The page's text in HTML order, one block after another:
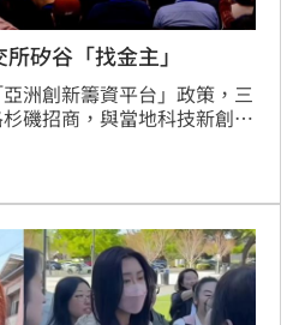
矽谷「找金主」
洲創新籌資平台」政策，三
磯招商，與當地科技新創、
達高度興趣，展現臺灣打造
制，並具備領先的半導體與
效協助美國科技企業對接亞
矽谷連結，響應「AI新十大建
資中心，吸引更多國際創新